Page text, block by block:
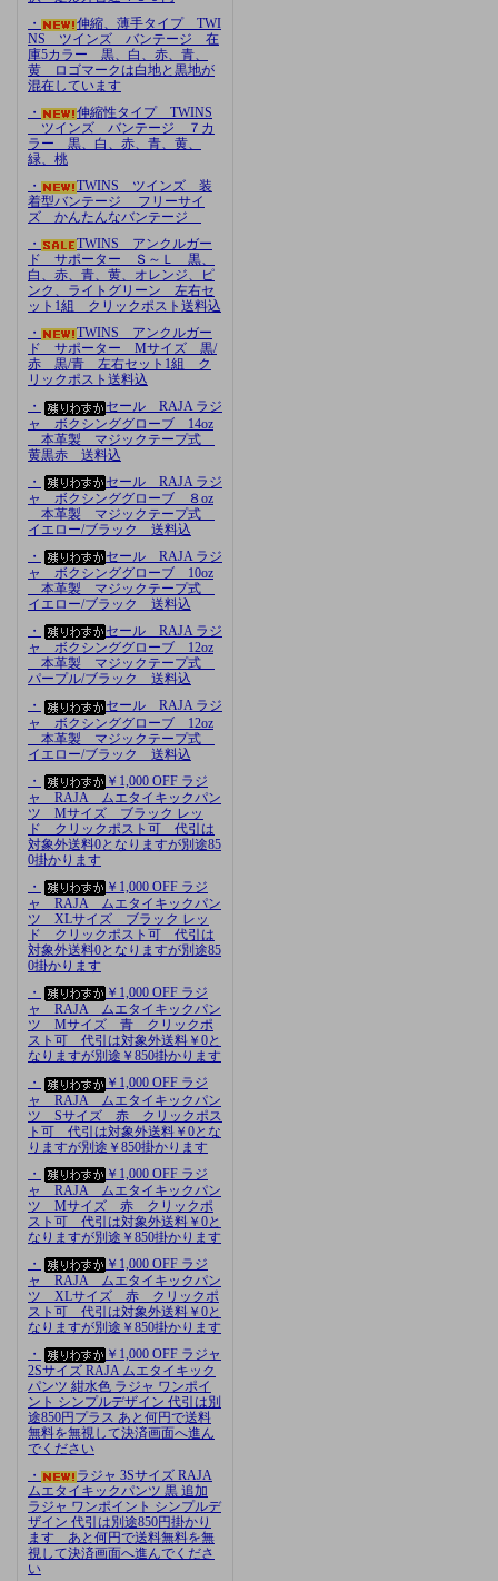
・
伸縮、薄手タイプ TWI
NS ツインズ バンテージ 在
庫5カラー 黒、白、赤、青、
黄 ロゴマークは白地と黒地が
混在しています
・
伸縮性タイプ TWINS
ツインズ バンテージ ７カ
ラー 黒、白、赤、青、黄、
緑、桃
・
TWINS ツインズ 装
着型バンテージ フリーサイ
ズ かんたんなバンテージ
・
TWINS アンクルガー
ド サポーター Ｓ～Ｌ 黒、
白、赤、青、黄、オレンジ、ピ
ンク、ライトグリーン 左右セ
ット1組 クリックポスト送料込
・
TWINS アンクルガー
ド サポーター Mサイズ 黒/
赤 黒/青 左右セット1組 ク
リックポスト送料込
・
セール RAJA ラジ
ャ ボクシンググローブ 14oz
本革製 マジックテープ式
黄黒赤 送料込
・
セール RAJA ラジ
ャ ボクシンググローブ ８oz
本革製 マジックテープ式
イエロー/ブラック 送料込
・
セール RAJA ラジ
ャ ボクシンググローブ 10oz
本革製 マジックテープ式
イエロー/ブラック 送料込
・
セール RAJA ラジ
ャ ボクシンググローブ 12oz
本革製 マジックテープ式
パープル/ブラック 送料込
・
セール RAJA ラジ
ャ ボクシンググローブ 12oz
本革製 マジックテープ式
イエロー/ブラック 送料込
・
￥1,000 OFF ラジ
ャ RAJA ムエタイキックパン
ツ Mサイズ ブラック レッ
ド クリックポスト可 代引は
対象外送料0となりますが別途85
0掛かります
・
￥1,000 OFF ラジ
ャ RAJA ムエタイキックパン
ツ XLサイズ ブラック レッ
ド クリックポスト可 代引は
対象外送料0となりますが別途85
0掛かります
・
￥1,000 OFF ラジ
ャ RAJA ムエタイキックパン
ツ Mサイズ 青 クリックポ
スト可 代引は対象外送料￥0と
なりますが別途￥850掛かります
・
￥1,000 OFF ラジ
ャ RAJA ムエタイキックパン
ツ Sサイズ 赤 クリックポス
ト可 代引は対象外送料￥0とな
りますが別途￥850掛かります
・
￥1,000 OFF ラジ
ャ RAJA ムエタイキックパン
ツ Mサイズ 赤 クリックポ
スト可 代引は対象外送料￥0と
なりますが別途￥850掛かります
・
￥1,000 OFF ラジ
ャ RAJA ムエタイキックパン
ツ XLサイズ 赤 クリックポ
スト可 代引は対象外送料￥0と
なりますが別途￥850掛かります
・
￥1,000 OFF ラジャ
2Sサイズ RAJA ムエタイキック
パンツ 紺水色 ラジャ ワンポイ
ント シンプルデザイン 代引は別
途850円プラス あと何円で送料
無料を無視して決済画面へ進ん
でください
・
ラジャ 3Sサイズ RAJA
ムエタイキックパンツ 黒 追加
ラジャ ワンポイント シンプルデ
ザイン 代引は別途850円掛かり
ます あと何円で送料無料を無
視して決済画面へ進んでくださ
い